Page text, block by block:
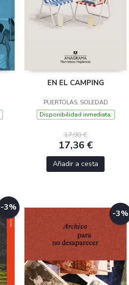
EN EL CAMPING
PUERTOLAS, SOLEDAD
Disponibilidad inmediata.
17,90 €
17,36 €
Añadir a cesta
-3%
-3%